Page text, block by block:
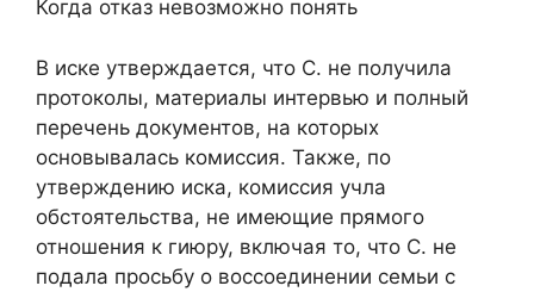
Когда отказ невозможно понять
В иске утверждается, что С. не получила
протоколы, материалы интервью и полный
перечень документов, на которых
основывалась комиссия. Также, по
утверждению иска, комиссия учла
обстоятельства, не имеющие прямого
отношения к гиюру, включая то, что С. не
подала просьбу о воссоединении семьи с